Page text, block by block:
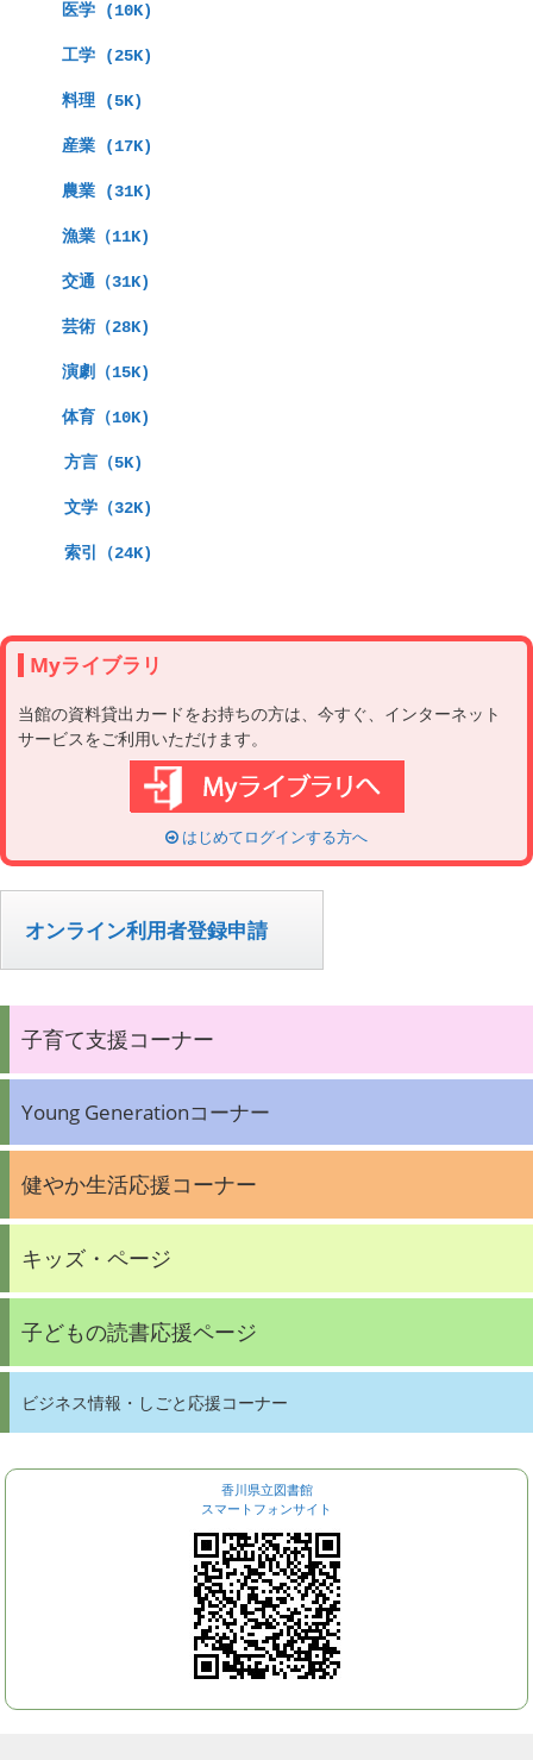
医学 (10K)
工学 (25K)
料理 (5K)
産業 (17K)
農業 (31K)
漁業（11K)
交通（31K)
芸術（28K)
演劇（15K)
体育（10K)
  方言（5K)
  文学（32K)
  索引（24K)
Myライブラリ
当館の資料貸出カードをお持ちの方は、今すぐ、インターネット
サービスをご利用いただけます。
はじめてログインする方へ
オンライン利用者登録申請
子育て支援コーナー
Young Generationコーナー
健やか生活応援コーナー
キッズ・ページ
子どもの読書応援ページ
ビジネス情報・しごと応援コーナー
香川県立図書館
スマートフォンサイト